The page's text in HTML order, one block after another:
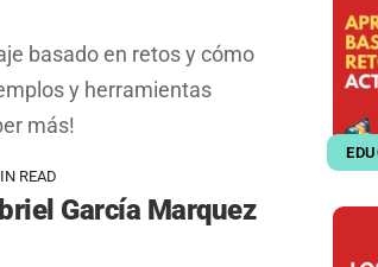
basado en retos y cómo
y herramientas
más!
READ
García Marquez